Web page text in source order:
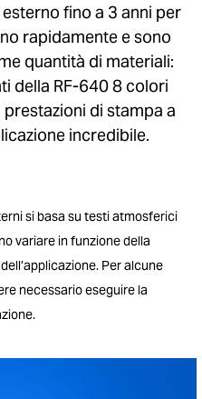
fino a 3 anni per
rapidamente e sono
quantità di materiali:
della RF-640 8 colori
di stampa a
incredibile.
si basa su testi atmosferici
variare in funzione della
Per alcune
necessario eseguire la